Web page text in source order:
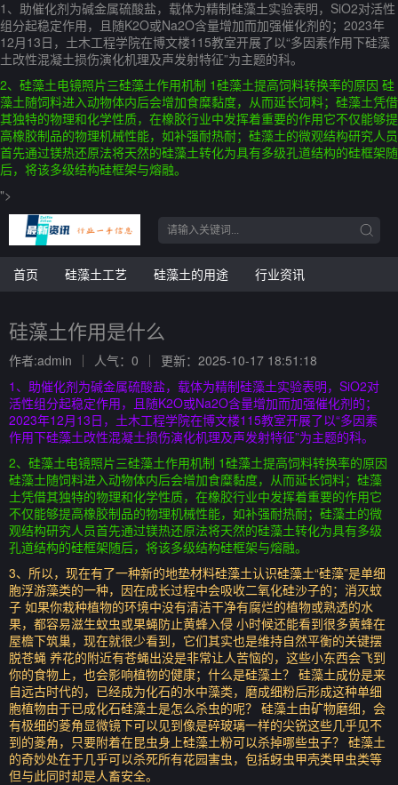
1、助催化剂为碱金属硫酸盐，载体为精制硅藻土实验表明，SiO2对活性
组分起稳定作用，且随K2O或Na2O含量增加而加强催化剂的；2023年
12月13日，土木工程学院在博文楼115教室开展了以“多因素作用下硅藻
土改性混凝土损伤演化机理及声发射特征”为主题的科。
2、硅藻土电镜照片三硅藻土作用机制 1硅藻土提高饲料转换率的原因 硅
藻土随饲料进入动物体内后会增加食糜黏度，从而延长饲料；硅藻土凭借
其独特的物理和化学性质，在橡胶行业中发挥着重要的作用它不仅能够提
高橡胶制品的物理机械性能，如补强耐热耐；硅藻土的微观结构研究人员
首先通过镁热还原法将天然的硅藻土转化为具有多级孔道结构的硅框架随
后，将该多级结构硅框架与熔融。
">
首页 硅藻土工艺 硅藻土的用途 行业资讯
硅藻土作用是什么
作者:admin 人气：0
更新：2025-10-17 18:51:18
1、助催化剂为碱金属硫酸盐，载体为精制硅藻土实验表明，SiO2对
活性组分起稳定作用，且随K2O或Na2O含量增加而加强催化剂的；
2023年12月13日，土木工程学院在博文楼115教室开展了以“多因素
作用下硅藻土改性混凝土损伤演化机理及声发射特征”为主题的科。
2、硅藻土电镜照片三硅藻土作用机制 1硅藻土提高饲料转换率的原因
硅藻土随饲料进入动物体内后会增加食糜黏度，从而延长饲料；硅藻
土凭借其独特的物理和化学性质，在橡胶行业中发挥着重要的作用它
不仅能够提高橡胶制品的物理机械性能，如补强耐热耐；硅藻土的微
观结构研究人员首先通过镁热还原法将天然的硅藻土转化为具有多级
孔道结构的硅框架随后，将该多级结构硅框架与熔融。
3、所以，现在有了一种新的地垫材料硅藻土认识硅藻土“硅藻”是单细
胞浮游藻类的一种，因在成长过程中会吸收二氧化硅沙子的；消灭蚊
子 如果你栽种植物的环境中没有清洁干净有腐烂的植物或熟透的水
果，都容易滋生蚊虫或果蝇防止黄蜂入侵 小时候还能看到很多黄蜂在
屋檐下筑巢，现在就很少看到，它们其实也是维持自然平衡的关键摆
脱苍蝇 养花的附近有苍蝇出没是非常让人苦恼的，这些小东西会飞到
你的食物上，也会影响植物的健康；什么是硅藻土？ 硅藻土成份是来
自远古时代的，已经成为化石的水中藻类，磨成细粉后形成这种单细
胞植物由于已成化石硅藻土是怎么杀虫的呢？ 硅藻土由矿物磨细，会
有极细的菱角显微镜下可以见到像是碎玻璃一样的尖锐这些几乎见不
到的菱角，只要附着在昆虫身上硅藻土粉可以杀掉哪些虫子？ 硅藻土
的奇妙处在于几乎可以杀死所有花园害虫，包括蚜虫甲壳类甲虫类等
但与此同时却是人畜安全。